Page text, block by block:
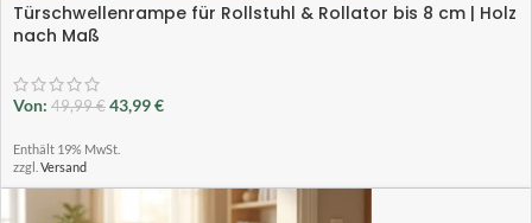
Türschwellenrampe für Rollstuhl & Rollator bis 8 cm | Holz
nach Maß
Von: 49,99€ 43,99€
Enthält 19% MwSt.
zzgl. Versand